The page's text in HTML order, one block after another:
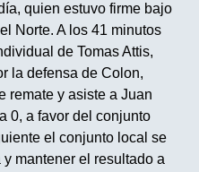
quien estuvo firme bajo
Norte. A los 41 minutos
de Tomas Attis,
la defensa de Colon,
remate y asiste a Juan
0, a favor del conjunto
el conjunto local se
mantener el resultado a